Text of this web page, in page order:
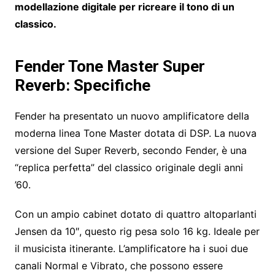
modellazione digitale per ricreare il tono di un
classico.
Fender Tone Master Super
Reverb: Specifiche
Fender ha presentato un nuovo amplificatore della
moderna linea Tone Master dotata di DSP. La nuova
versione del Super Reverb, secondo Fender, è una
“replica perfetta” del classico originale degli anni
’60.
Con un ampio cabinet dotato di quattro altoparlanti
Jensen da 10″, questo rig pesa solo 16 kg. Ideale per
il musicista itinerante. L’amplificatore ha i suoi due
canali Normal e Vibrato, che possono essere